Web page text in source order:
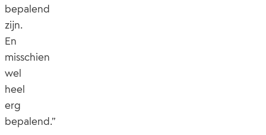
bepalend
zijn.
En
misschien
wel
heel
erg
bepalend.”